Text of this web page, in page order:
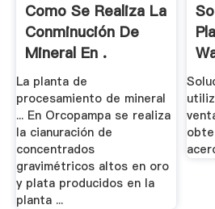
Como Se Realiza La
Conminución De
Mineral En .
La planta de
procesamiento de mineral
... En Orcopampa se realiza
la cianuración de
concentrados
gravimétricos altos en oro
y plata producidos en la
planta ...